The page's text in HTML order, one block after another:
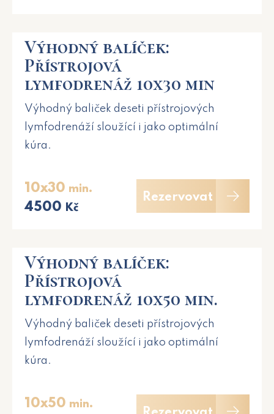
Výhodný balíček:
Přístrojová
lymfodrenáž 10x30 min
Výhodný baliček deseti přístrojových
lymfodrenáží sloužící i jako optimální
kúra.
10x30 min.
4500 Kč
Rezervovat
Výhodný balíček:
Přístrojová
lymfodrenáž 10x50 min.
Výhodný baliček deseti přístrojových
lymfodrenáží sloužící i jako optimální
kúra.
10x50 min.